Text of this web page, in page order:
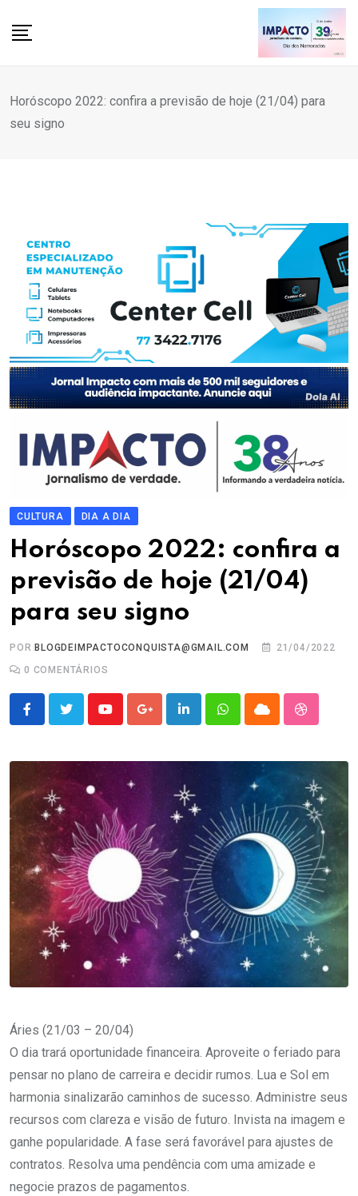
Horóscopo 2022: confira a previsão de hoje (21/04) para
seu signo
CULTURA DIA A DIA
Horóscopo 2022: confira a
previsão de hoje (21/04)
para seu signo
POR BLOGDEIMPACTOCONQUISTA@GMAIL.COM
21/04/2022
0 COMENTÁRIOS
YoutubeGoogle+LinkedInWhatsappCloud
Áries (21/03 – 20/04)
O dia trará oportunidade financeira. Aproveite o feriado para
pensar no plano de carreira e decidir rumos. Lua e Sol em
harmonia sinalizarão caminhos de sucesso. Administre seus
recursos com clareza e visão de futuro. Invista na imagem e
ganhe popularidade. A fase será favorável para ajustes de
contratos. Resolva uma pendência com uma amizade e
negocie prazos de pagamentos.